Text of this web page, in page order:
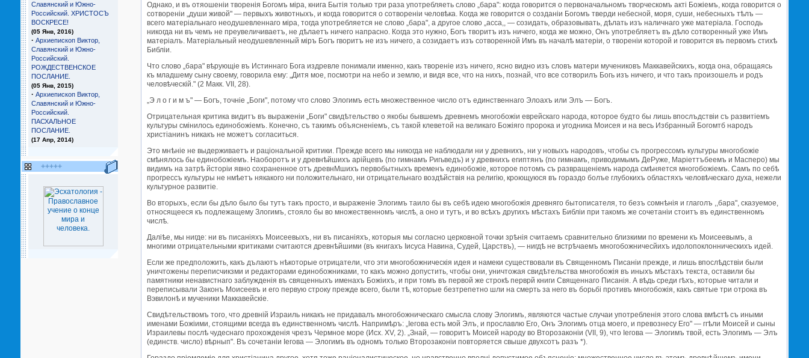
Славянский и Южно-
Российский. ХРИСТОСЪ
ВОСКРЕСЕ!
(05 Янв, 2016)
· Архиепископ Виктор,
Славянский и Южно-
Российский.
РОЖДЕСТВЕНСКОЕ
ПОСЛАНИЕ.
(05 Янв, 2015)
· Архиепископ Виктор,
Славянский и Южно-
Российский.
ПАСХАЛЬНОЕ
ПОСЛАНИЕ.
(17 Апр, 2014)
+++++
Однако, и въ отяошенiи творенiя Богомъ мiра, книга Бытiя только три раза употребляеть слово „бара": когда говорится о первоначальномъ творческомъ актi Божiемъ, когда говорится о
сотворенiи „души живой" — первыхъ животныхъ, и когда говорится о сотворенiи человѣка. Когда же говорится о созданiи Богомъ тверди небесной, моря, суши, небесныхъ тѣлъ —
всего матерiальнаго неодушевленнаго мiра, тогда употребляется не слово „бара", а другое слово „асса,, — созидать, образовывать, дѣлать изъ наличнаго уже матерiала. Господь
никогда ни въ чемъ не преувеличиваетъ, не дѣлаетъ ничего напрасно. Когда это нужно, Богъ творитъ изъ ничего, когда же можно, Онъ употребляетъ въ дѣло сотворенный уже Имъ
матерiалъ. Матерiальный неодушевленный мiръ Богъ гворитъ не изъ ничего, а созидаетъ изъ сотворенной Имъ въ началѣ матерiи, о творенiи которой и говорится въ первомъ стихѣ
Библiи.
Что слово „бара" вѣрующiе въ Истиннаго Бога издревле понимали именно, какъ творенiе изъ ничего, ясно видно изъ словъ матери мучениковъ Маккавейскихъ, когда она, обращаясь
къ младшему сыну своему, говорила ему: „Дитя мое, посмотри на небо и землю, и видя все, что на нихъ, познай, что все сотворилъ Богь изъ ничего, и что такъ произошелъ и родъ
человѣческiй." (2 Макк. VII, 28).
„Э л о г и м ъ" — Богъ, точнiе „Боги", потому что слово Элогимъ есть множественное число отъ единственнаго Элоахъ или Элъ — Богъ.
Отрицательная критика видитъ въ выраженiи „Боги" свидѣтельство о якобы бывшемъ древнемъ многобожiи еврейскаго народа, которое будто бы лишь впослъдствiи съ развитiемъ
культуры смiнилось единобожiемъ. Конечно, съ такимъ объясненiемъ, съ такой клеветой на великаго Божiяго пророка и угодника Моисея и на весь Избранный Богомтб народъ
христiанинъ никакъ не можетъ согласиться.
Это мнѣнiе не выдерживаетъ и рацiональной критики. Прежде всего мы никогда не наблюдали ни у древнихъ, ни у новыхъ народовъ, чтобы съ прогрессомъ культуры многобожiе
смѣнялось бы единобожiемъ. Наоборотъ и у древнѣйшихъ арiйцевъ (по гимнамъ Ригьведъ) и у древнихъ египтянъ (по гимнамъ, приводимымъ ДеРуже, Марiеттъбеемъ и Масперо) мы
видимъ на затрѣ йсторiи явно сохраненное отъ древнМшихъ первобытныхъ временъ единобожiе, которое потомъ съ развращенiемъ народа смѣняется многобожiемъ. Самъ по себѣ
прогрессъ культуры не нмѣетъ някакого ни положительнаго, ни отрицательнаго воздѣйствiя на религiю, кроющуюся въ гораздо болъе глубокихъ областяхъ человѣческаго духа, нежели
культурное развитiе.
Во вторыхъ, если бы дѣло было бы тутъ такъ просто, и выраженiе Элогимъ таило бы въ себѣ идею многобожiя древняго бытописателя, то безъ сомнѣнiя и глаголъ ,,бара", сказуемое,
относящееся къ подлежащему Злогимъ, стояло бы во множественномъ числѣ, а оно и тутъ, и во всѣхъ другихъ мѣстахъ Библiи при такомъ же сочетанiи стоитъ въ единственномъ
числѣ.
Далiѣе, мы нигде: ни въ писанiяхъ Моисеевыхъ, ни въ писанiяхъ, которыя мы согласно церковной точки зрѣнiя считаемъ сравнительно близкими по времени къ Моисеевымъ, а
многими отрицательными критиками считаются древнѣйшими (въ книгахъ Iисуса Навина, Судей, Царствъ), — нигдѣ не встрѣчаемъ многобожничесйихъ идолопоклонническихъ идей.
Если же предположить, какъ дълаютъ нѣкоторые отрицатели, что эти многобожническiя идея и намеки существовали въ Священномъ Писанiи прежде, и лишь впослѣдствiи были
уничтожены переписчикзми и редакторами единобожниками, то какъ можно допустить, чтобы они, уничтожая свидѣтельства многобожiя въ иныхъ мѣстахъ текста, оставили бы
памятники ненавистнаго заблужденiя въ священныхъ именахъ Божiихъ, и при томъ въ первой же строкѣ перврй книги Священнаго Писанiя. А вѣдь среди гѣхъ, которые читали и
переписывали Законъ Моисеевъ и его первую строку прежде всего, были тѣ, которые безтрепетно шли на смерть за него въ борьбi противъ многобожiя, какъ святые три отрока въ
Вэвилонѣ и мученики Маккавейскiе.
Свидѣтельствомъ того, что древнiй Израиль никакъ не придавалъ многобожническаго смысла слову Элогимъ, являются частые случаи употребленiя этого слова вмѣстѣ съ иными
именами Божiими, стоящими всегда въ единственномъ числѣ. Напримѣръ: „Iегова есть мой Элъ, и прославлю Его, Онъ Элогимъ отца моего, и превознесу Его" — ггѣли Моисей и сыны
Израилевы послѣ чудеснаго прохожденiя чрезъ Чермное море (Исх. XV, 2). „Знай, — говоритъ Моисей народу во Второзаконiи (VII, 9), что Iегова — Элогимъ твой, есть Элогимъ — Элъ
(единств. число) вѣрнып". Въ сочетанiи Iегова — Элогимъ въ одномъ только Второзаконiи повторяется свыше двухсотъ разъ *).